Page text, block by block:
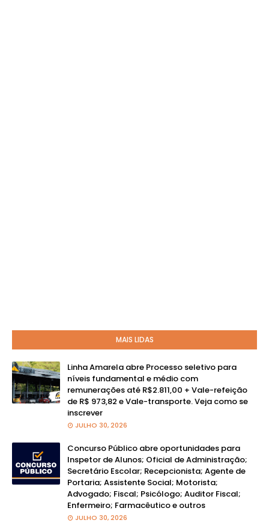
MAIS LIDAS
Linha Amarela abre Processo seletivo para
níveis fundamental e médio com
remunerações até R$2.811,00 + Vale-refeição
de R$ 973,82 e Vale-transporte. Veja como se
inscrever
JULHO 30, 2026
Concurso Público abre oportunidades para
Inspetor de Alunos; Oficial de Administração;
Secretário Escolar; Recepcionista; Agente de
Portaria; Assistente Social; Motorista;
Advogado; Fiscal; Psicólogo; Auditor Fiscal;
Enfermeiro; Farmacêutico e outros
JULHO 30, 2026